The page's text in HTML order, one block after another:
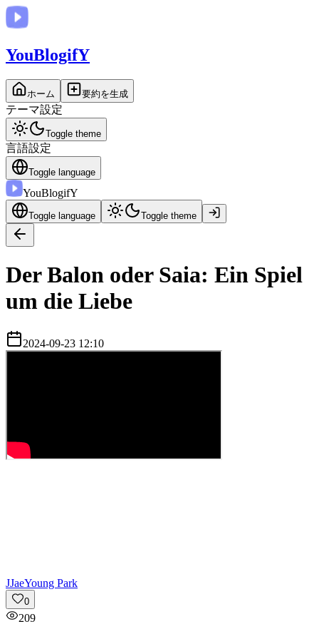
YouBlogifY
ホーム 要約を生成
テーマ設定
Toggle theme
言語設定
Toggle language
YouBlogifY
Toggle language Toggle theme
Der Balon oder Saia: Ein Spiel
um die Liebe
2024-09-23 12:10
JJaeYoung Park
0
209